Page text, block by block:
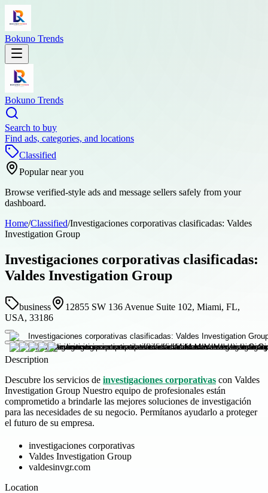
Bokuno Trends
Bokuno Trends
Search to buy
Find ads, categories, and locations
Classified
Popular near you
Browse verified-style ads and message sellers safely from your
dashboard.
Home/Classified/Investigaciones corporativas clasificadas: Valdes
Investigation Group
Investigaciones corporativas clasificadas:
Valdes Investigation Group
business
12855 SW 136 Avenue Suite 102, Miami, FL,
USA, 33186
Description
Descubre los servicios de investigaciones corporativas con Valdes
Investigation Group Nuestro equipo de profesionales están
comprometido a brindarle las mejores soluciones de investigación
para las necesidades de su negocio. Permítanos ayudarlo a proteger
el futuro de su empresa.
investigaciones corporativas
Valdes Investigation Group
valdesinvgr.com
Location